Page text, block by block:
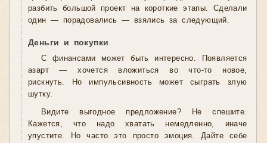
разбить большой проект на короткие этапы. Сделали
один — порадовались — взялись за следующий.
Деньги и покупки
С финансами может быть интересно. Появляется
азарт — хочется вложиться во что-то новое,
рискнуть. Но импульсивность может сыграть злую
шутку.
Видите выгодное предложение? Не спешите.
Кажется, что надо хватать немедленно, иначе
упустите. Но часто это просто эмоция. Дайте себе